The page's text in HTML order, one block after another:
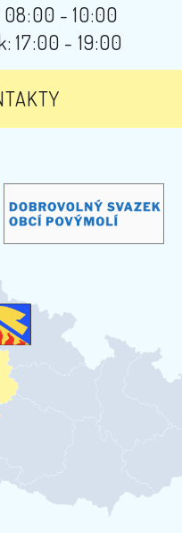
- 10:00
17:00 - 19:00